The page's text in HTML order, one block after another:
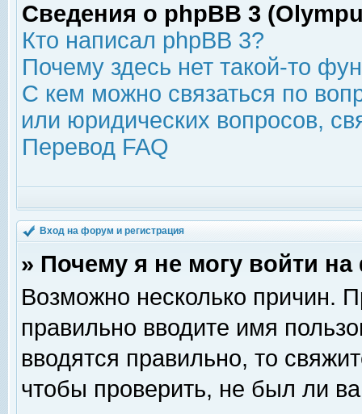
Сведения о phpBB 3
Кто написал phpBB 3?
Почему здесь нет такой-то
С кем можно связаться по
или юридических вопросов,
Перевод FAQ
Вход на форум и регистрация
» Почему я не могу войти
Возможно несколько причин.
правильно вводите имя
вводятся правильно, то
чтобы проверить, не был ли